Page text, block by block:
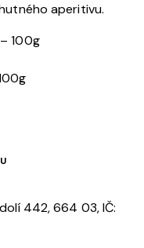
aperitivu.
100g
442, 664 03, IČ: